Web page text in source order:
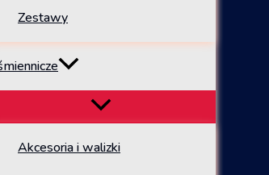
Zestawy
Akcesoria i walizki